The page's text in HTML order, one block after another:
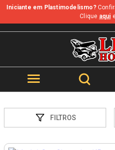
Iniciante em Plastimodelismo?
Clique aqui
FILTROS